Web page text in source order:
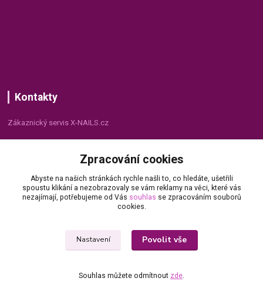
Kontakty
Zákaznický servis X-NAILS.cz
+420 735 055 075
(Po - Pá, 8 - 16 hod.)
info@x-nails.cz
Zpracování cookies
Abyste na našich stránkách rychle našli to, co hledáte, ušetřili
spoustu klikání a nezobrazovaly se vám reklamy na věci, které vás
nezajímají, potřebujeme od Vás souhlas se zpracováním souborů
cookies.
Nastavení Povolit vše
Souhlas můžete odmítnout zde.